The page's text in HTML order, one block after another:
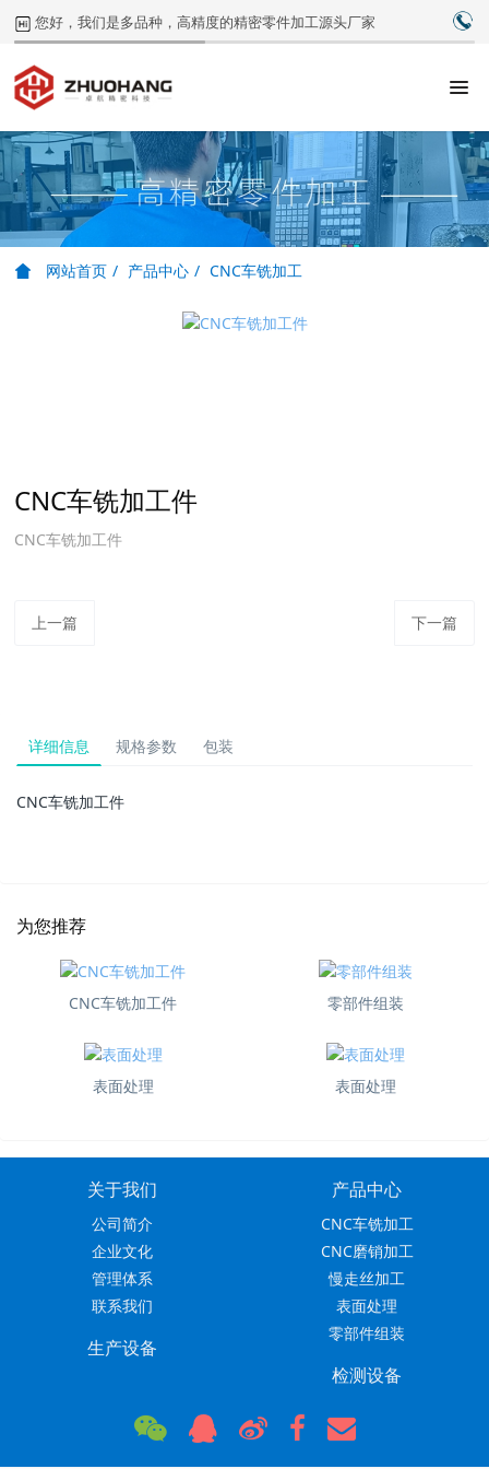
您好，我们是多品种，高精度的精密零件加工源头厂家
网站首页 产品中心 CNC车铣加工
CNC车铣加工件
CNC车铣加工件
上一篇 下一篇
详细信息 规格参数 包装
CNC车铣加工件
为您推荐
CNC车铣加工件 零部件组装
表面处理 表面处理
关于我们
公司简介
企业文化
管理体系
联系我们
产品中心
CNC车铣加工
CNC磨销加工
慢走丝加工
表面处理
零部件组装
生产设备
检测设备